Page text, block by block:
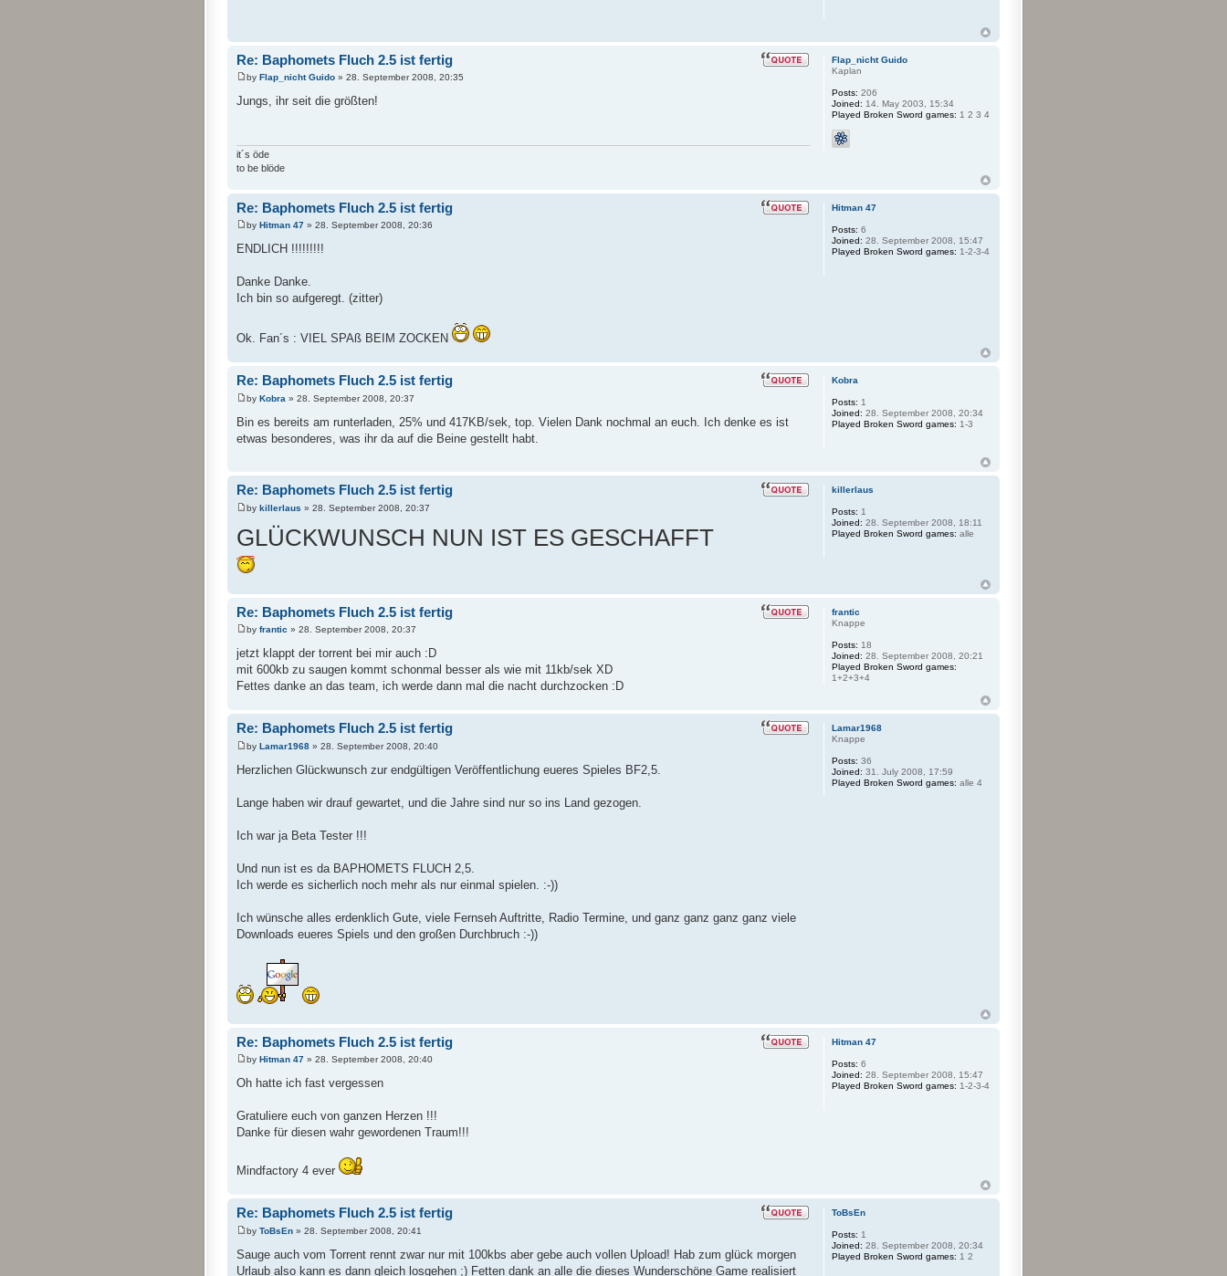
Re: Baphomets Fluch 2.5 ist fertig
by Flap_nicht Guido » 28. September 2008, 20:35
Jungs, ihr seit die größten!
it´s öde
to be blöde
Flap_nicht Guido
Kaplan
Posts: 206
Joined: 14. May 2003, 15:34
Played Broken Sword games: 1 2 3 4
Re: Baphomets Fluch 2.5 ist fertig
by Hitman 47 » 28. September 2008, 20:36
ENDLICH !!!!!!!!!
Danke Danke.
Ich bin so aufgeregt. (zitter)
Ok. Fan´s : VIEL SPAß BEIM ZOCKEN
Hitman 47
Posts: 6
Joined: 28. September 2008, 15:47
Played Broken Sword games: 1-2-3-4
Re: Baphomets Fluch 2.5 ist fertig
by Kobra » 28. September 2008, 20:37
Bin es bereits am runterladen, 25% und 417KB/sek, top. Vielen Dank nochmal an euch. Ich denke es ist
etwas besonderes, was ihr da auf die Beine gestellt habt.
Kobra
Posts: 1
Joined: 28. September 2008, 20:34
Played Broken Sword games: 1-3
Re: Baphomets Fluch 2.5 ist fertig
by killerlaus » 28. September 2008, 20:37
GLÜCKWUNSCH NUN IST ES GESCHAFFT
killerlaus
Posts: 1
Joined: 28. September 2008, 18:11
Played Broken Sword games: alle
Re: Baphomets Fluch 2.5 ist fertig
by frantic » 28. September 2008, 20:37
jetzt klappt der torrent bei mir auch :D
mit 600kb zu saugen kommt schonmal besser als wie mit 11kb/sek XD
Fettes danke an das team, ich werde dann mal die nacht durchzocken :D
frantic
Knappe
Posts: 18
Joined: 28. September 2008, 20:21
Played Broken Sword games:
1+2+3+4
Re: Baphomets Fluch 2.5 ist fertig
by Lamar1968 » 28. September 2008, 20:40
Herzlichen Glückwunsch zur endgültigen Veröffentlichung eueres Spieles BF2,5.
Lange haben wir drauf gewartet, und die Jahre sind nur so ins Land gezogen.
Ich war ja Beta Tester !!!
Und nun ist es da BAPHOMETS FLUCH 2,5.
Ich werde es sicherlich noch mehr als nur einmal spielen. :-))
Ich wünsche alles erdenklich Gute, viele Fernseh Auftritte, Radio Termine, und ganz ganz ganz ganz viele
Downloads eueres Spiels und den großen Durchbruch :-))
Lamar1968
Knappe
Posts: 36
Joined: 31. July 2008, 17:59
Played Broken Sword games: alle 4
Re: Baphomets Fluch 2.5 ist fertig
by Hitman 47 » 28. September 2008, 20:40
Oh hatte ich fast vergessen
Gratuliere euch von ganzen Herzen !!!
Danke für diesen wahr gewordenen Traum!!!
Mindfactory 4 ever
Hitman 47
Posts: 6
Joined: 28. September 2008, 15:47
Played Broken Sword games: 1-2-3-4
Re: Baphomets Fluch 2.5 ist fertig
by ToBsEn » 28. September 2008, 20:41
Sauge auch vom Torrent rennt zwar nur mit 100kbs aber gebe auch vollen Upload! Hab zum glück morgen
Urlaub also kann es dann gleich losgehen ;) Fetten dank an alle die dieses Wunderschöne Game realisiert
ToBsEn
Posts: 1
Joined: 28. September 2008, 20:34
Played Broken Sword games: 1 2